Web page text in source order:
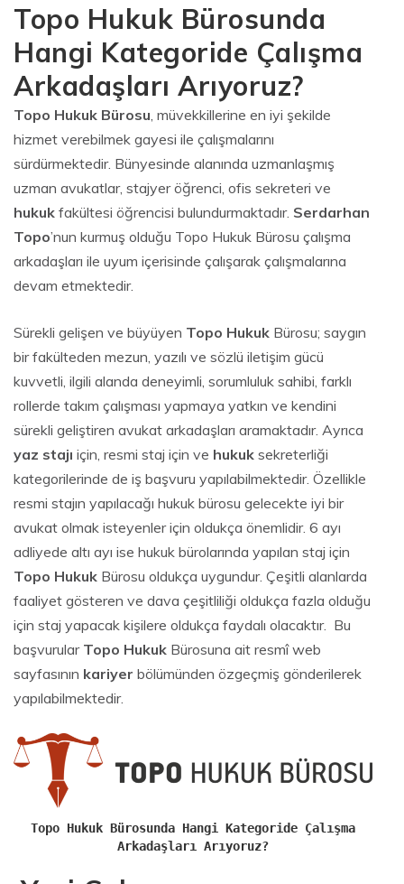
Topo Hukuk Bürosunda
Hangi Kategoride Çalışma
Arkadaşları Arıyoruz?
Topo Hukuk Bürosu , müvekkillerine en iyi şekilde
hizmet verebilmek gayesi ile çalışmalarını
sürdürmektedir. Bünyesinde alanında uzmanlaşmış
uzman avukatlar, stajyer öğrenci, ofis sekreteri ve
hukuk fakültesi öğrencisi bulundurmaktadır. Serdarhan
Topo’nun kurmuş olduğu Topo Hukuk Bürosu çalışma
arkadaşları ile uyum içerisinde çalışarak çalışmalarına
devam etmektedir.
Sürekli gelişen ve büyüyen Topo Hukuk Bürosu; saygın
bir fakülteden mezun, yazılı ve sözlü iletişim gücü
kuvvetli, ilgili alanda deneyimli, sorumluluk sahibi, farklı
rollerde takım çalışması yapmaya yatkın ve kendini
sürekli geliştiren avukat arkadaşları aramaktadır. Ayrıca
yaz stajı için, resmi staj için ve hukuk sekreterliği
kategorilerinde de iş başvuru yapılabilmektedir. Özellikle
resmi stajın yapılacağı hukuk bürosu gelecekte iyi bir
avukat olmak isteyenler için oldukça önemlidir. 6 ayı
adliyede altı ayı ise hukuk bürolarında yapılan staj için
Topo Hukuk Bürosu oldukça uygundur. Çeşitli alanlarda
faaliyet gösteren ve dava çeşitliliği oldukça fazla olduğu
için staj yapacak kişilere oldukça faydalı olacaktır. Bu
başvurular Topo Hukuk Bürosuna ait resmî web
sayfasının kariyer bölümünden özgeçmiş gönderilerek
yapılabilmektedir.
Topo Hukuk Bürosunda Hangi Kategoride Çalışma
Arkadaşları Arıyoruz?